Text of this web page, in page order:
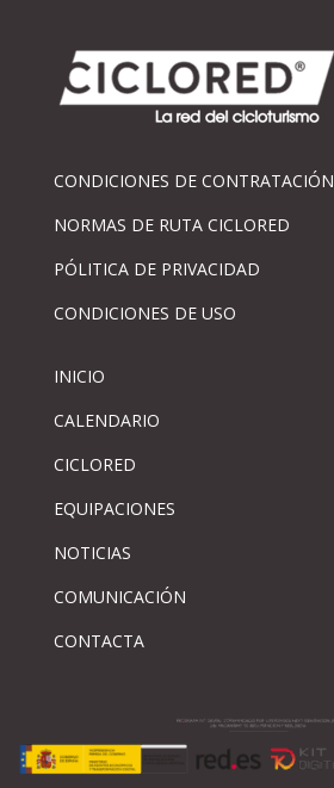
CONDICIONES DE CONTRATACIÓN
NORMAS DE RUTA CICLORED
PÓLITICA DE PRIVACIDAD
CONDICIONES DE USO
INICIO
CALENDARIO
CICLORED
EQUIPACIONES
NOTICIAS
COMUNICACIÓN
CONTACTA